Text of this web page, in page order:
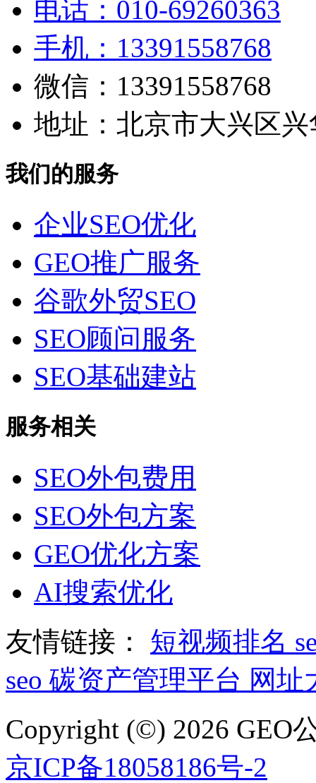
电话：010-69260363
手机：13391558768
微信：13391558768
地址：北京市大兴区
我们的服务
企业SEO优化
GEO推广服务
谷歌外贸SEO
SEO顾问服务
SEO基础建站
服务相关
SEO外包费用
SEO外包方案
GEO优化方案
AI搜索优化
友情链接： 短视频排名
seo 碳资产管理平台 网
Copyright (©) 2026 GEO
京ICP备18058186号-2